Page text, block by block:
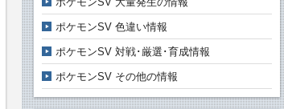
ポケモンSV 色違い情報
ポケモンSV 対戦･厳選･育成情報
ポケモンSV その他の情報